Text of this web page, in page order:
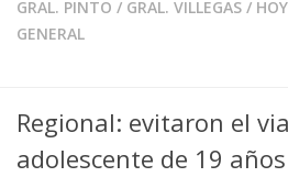
GRAL. PINTO / GRAL. VILLEGAS / HOY
GENERAL
Regional: evitaron el
adolescente de 19